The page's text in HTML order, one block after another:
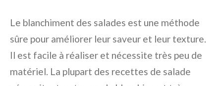
Le blanchiment des salades est une méthode
sûre pour améliorer leur saveur et leur texture.
Il est facile à réaliser et nécessite très peu de
matériel. La plupart des recettes de salade